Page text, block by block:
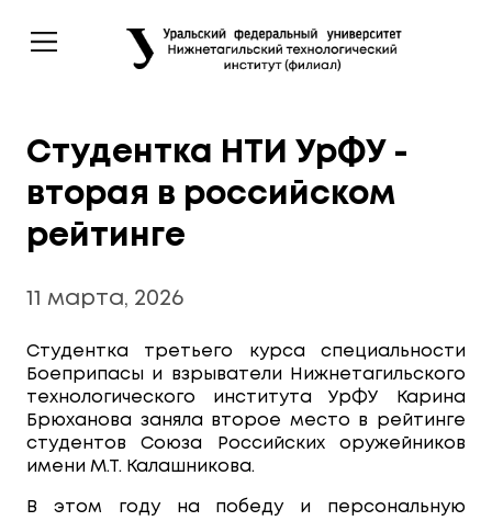
Студентка НТИ УрФУ -
вторая в российском
рейтинге
11 марта, 2026
Студентка третьего курса специальности
Боеприпасы и взрыватели Нижнетагильского
технологического института УрФУ Карина
Брюханова заняла второе место в рейтинге
студентов Союза Российских оружейников
имени М.Т. Калашникова.
В этом году на победу и персональную